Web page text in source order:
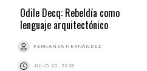
Odile Decq: Rebeldía como
lenguaje arquitectónico
FERNANDA HERNÁNDEZ
JULIO 20, 2026